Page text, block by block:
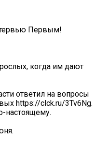
Первым!
когда им дают
ответил на вопросы
https://clck.ru/3Tv6Ng.
настоящему.